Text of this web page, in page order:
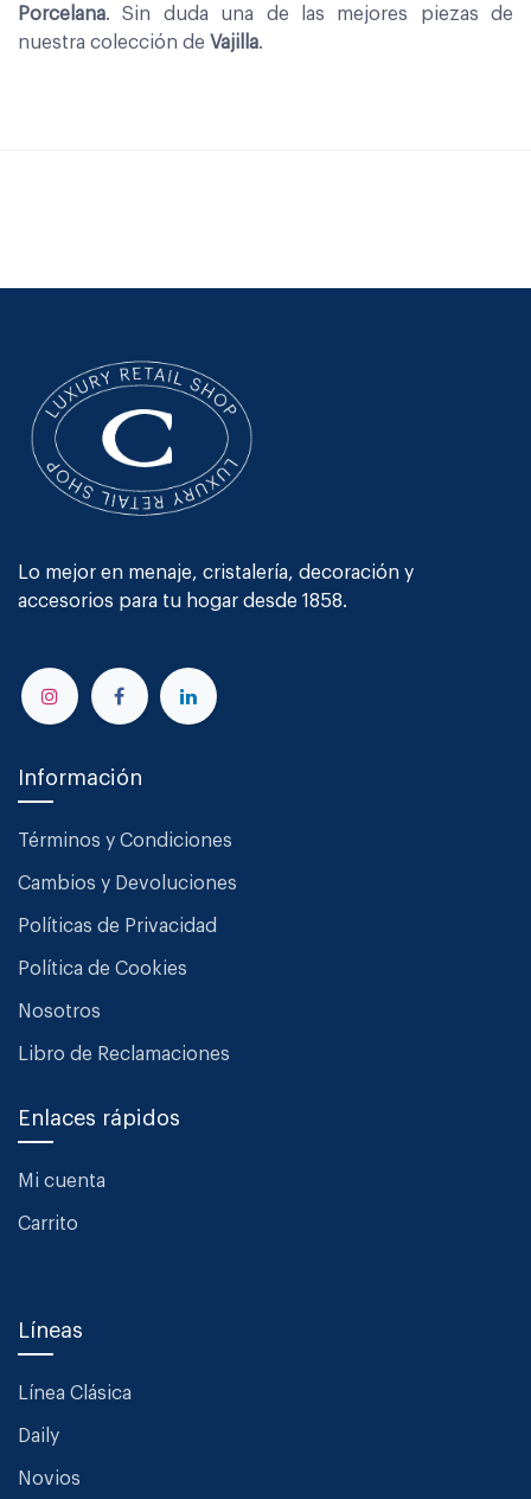
Porcelana. Sin duda una de las mejores piezas de
nuestra colección de Vajilla.
Lo mejor en menaje, cristalería, decoración y
accesorios para tu hogar desde 1858.
Información
Términos y Condiciones
Cambios y Devoluciones
Políticas de Privacidad
Política de Cookies
Nosotros
Libro de Reclamaciones
Enlaces rápidos
Mi cuenta
Carrito
Líneas
Línea Clásica
Daily
Novios